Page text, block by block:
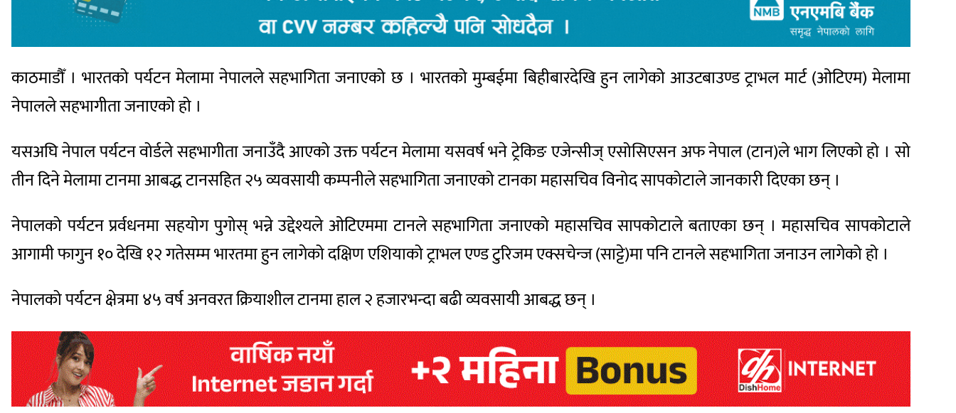
काठमाडौँ । भारतको पर्यटन मेलामा नेपालले सहभागिता जनाएको छ । भारतको मुम्बईमा बिहीबारदेखि हुन लागेको आउटबाउण्ड ट्राभल मार्ट (ओटिएम) मेलामा
नेपालले सहभागीता जनाएको हो ।
यसअघि नेपाल पर्यटन वोर्डले सहभागीता जनाउँदै आएको उक्त पर्यटन मेलामा यसवर्ष भने ट्रेकिङ एजेन्सीज् एसोसिएसन अफ नेपाल (टान)ले भाग लिएको हो । सो
तीन दिने मेलामा टानमा आबद्ध टानसहित २५ व्यवसायी कम्पनीले सहभागिता जनाएको टानका महासचिव विनोद सापकोटाले जानकारी दिएका छन् ।
नेपालको पर्यटन प्रर्वधनमा सहयोग पुगोस् भन्ने उद्देश्यले ओटिएममा टानले सहभागिता जनाएको महासचिव सापकोटाले बताएका छन् । महासचिव सापकोटाले
आगामी फागुन १० देखि १२ गतेसम्म भारतमा हुन लागेको दक्षिण एशियाको ट्राभल एण्ड टुरिजम एक्सचेन्ज (साट्टे)मा पनि टानले सहभागिता जनाउन लागेको हो ।
नेपालको पर्यटन क्षेत्रमा ४५ वर्ष अनवरत क्रियाशील टानमा हाल २ हजारभन्दा बढी व्यवसायी आबद्ध छन् ।